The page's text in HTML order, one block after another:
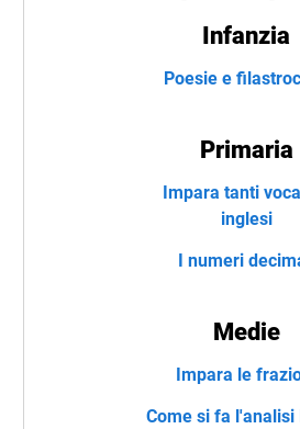
Infanzia
Poesie e
Primaria
Impara tanti
inglesi
I numeri
Medie
Impara le
Come si fa l'analisi